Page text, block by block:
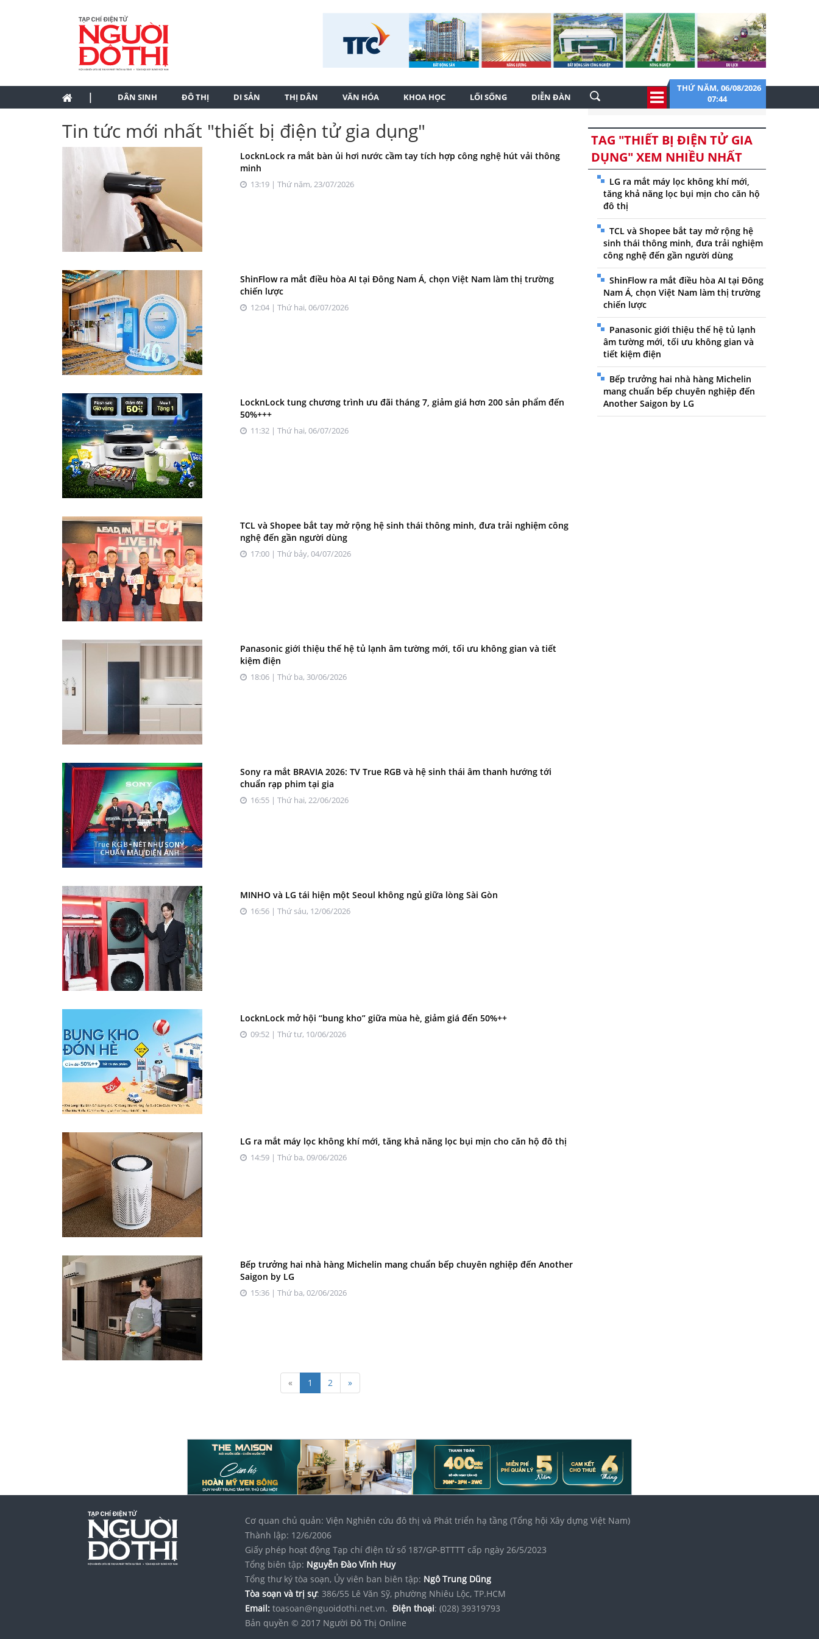
| DÂN SINH ĐÔ THỊ DI SẢN THỊ DÂN VĂN HÓA KHOA HỌC LỐI SỐNG DIỄN ĐÀN
THỨ NĂM, 06/08/2026
07:44
Tin tức mới nhất "thiết bị điện tử gia dụng"
LocknLock ra mắt bàn ủi hơi nước cầm tay tích hợp công nghệ hút vải thông
minh
13:19 | Thứ năm, 23/07/2026
ShinFlow ra mắt điều hòa AI tại Đông Nam Á, chọn Việt Nam làm thị trường
chiến lược
12:04 | Thứ hai, 06/07/2026
LocknLock tung chương trình ưu đãi tháng 7, giảm giá hơn 200 sản phẩm đến
50%+++
11:32 | Thứ hai, 06/07/2026
TCL và Shopee bắt tay mở rộng hệ sinh thái thông minh, đưa trải nghiệm công
nghệ đến gần người dùng
17:00 | Thứ bảy, 04/07/2026
Panasonic giới thiệu thế hệ tủ lạnh âm tường mới, tối ưu không gian và tiết
kiệm điện
18:06 | Thứ ba, 30/06/2026
Sony ra mắt BRAVIA 2026: TV True RGB và hệ sinh thái âm thanh hướng tới
chuẩn rạp phim tại gia
16:55 | Thứ hai, 22/06/2026
MINHO và LG tái hiện một Seoul không ngủ giữa lòng Sài Gòn
16:56 | Thứ sáu, 12/06/2026
LocknLock mở hội “bung kho” giữa mùa hè, giảm giá đến 50%++
09:52 | Thứ tư, 10/06/2026
LG ra mắt máy lọc không khí mới, tăng khả năng lọc bụi mịn cho căn hộ đô thị
14:59 | Thứ ba, 09/06/2026
Bếp trưởng hai nhà hàng Michelin mang chuẩn bếp chuyên nghiệp đến Another
Saigon by LG
15:36 | Thứ ba, 02/06/2026
« 1 2 »
TAG "THIẾT BỊ ĐIỆN TỬ GIA
DỤNG" XEM NHIỀU NHẤT
LG ra mắt máy lọc không khí mới,
tăng khả năng lọc bụi mịn cho căn hộ
đô thị
TCL và Shopee bắt tay mở rộng hệ
sinh thái thông minh, đưa trải nghiệm
công nghệ đến gần người dùng
ShinFlow ra mắt điều hòa AI tại Đông
Nam Á, chọn Việt Nam làm thị trường
chiến lược
Panasonic giới thiệu thế hệ tủ lạnh
âm tường mới, tối ưu không gian và
tiết kiệm điện
Bếp trưởng hai nhà hàng Michelin
mang chuẩn bếp chuyên nghiệp đến
Another Saigon by LG
Cơ quan chủ quản: Viện Nghiên cứu đô thị và Phát triển hạ tầng (Tổng hội Xây dựng Việt Nam)
Thành lập: 12/6/2006
Giấy phép hoạt động Tạp chí điện tử số 187/GP-BTTTT cấp ngày 26/5/2023
Tổng biên tập: Nguyễn Đào Vĩnh Huy
Tổng thư ký tòa soạn, Ủy viên ban biên tập: Ngô Trung Dũng
Tòa soạn và trị sự: 386/55 Lê Văn Sỹ, phường Nhiêu Lộc, TP.HCM
Email: toasoan@nguoidothi.net.vn. Điện thoại: (028) 39319793
Bản quyền © 2017 Người Đô Thị Online